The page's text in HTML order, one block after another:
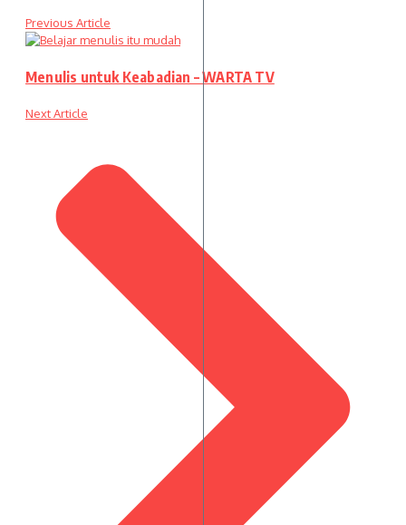
Previous Article
Menulis untuk Keabadian – WARTA TV
Next Article